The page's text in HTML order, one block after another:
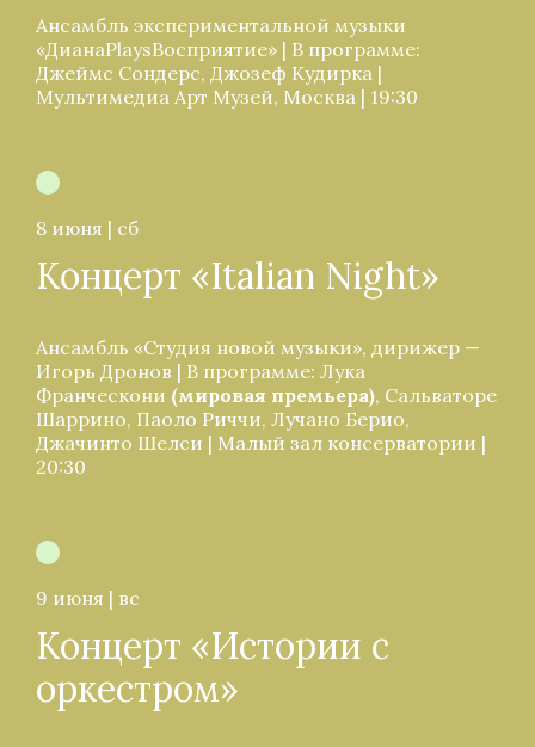
Ансамбль экспериментальной музыки
«ДианаPlaysВосприятие» | В программе:
Джеймс Сондерс, Джозеф Кудирка |
Мультимедиа Арт Музей, Москва | 19:30
8 июня | сб
Концерт «Italian Night»
Ансамбль «Студия новой музыки», дирижер —
Игорь Дронов | В программе: Лука
Франческони (мировая премьера), Сальваторе
Шаррино, Паоло Риччи, Лучано Берио,
Джачинто Шелси | Малый зал консерватории |
20:30
9 июня | вс
Концерт «Истории с
оркестром»